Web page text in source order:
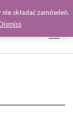
składać zamówień.